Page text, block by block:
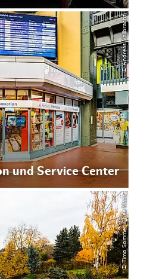
© Andreas Vallbracht
und Service Center
© Timo Sommer / Lee Maas